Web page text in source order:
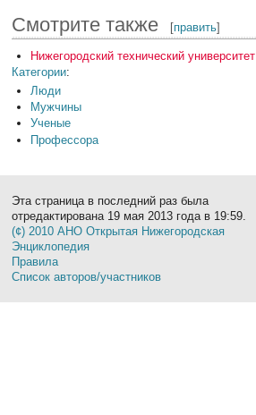
Смотрите также [править]
Нижегородский технический университет
Категории:
Люди
Мужчины
Ученые
Профессора
Эта страница в последний раз была
отредактирована 19 мая 2013 года в 19:59.
(¢) 2010 АНО Открытая Нижегородская
Энциклопедия
Правила
Список авторов/участников